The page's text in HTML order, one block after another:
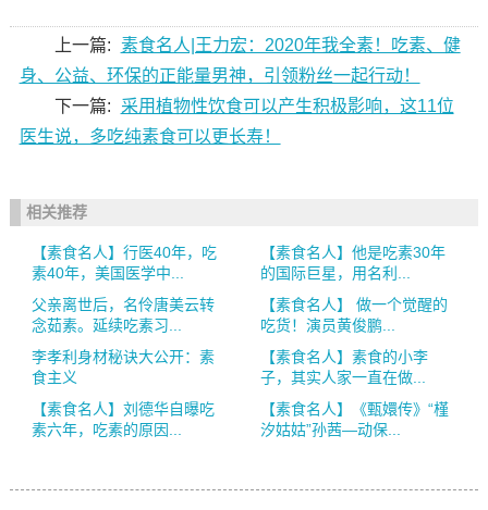
上一篇: 素食名人|王力宏：2020年我全素！吃素、健
身、公益、环保的正能量男神，引领粉丝一起行动！
下一篇:
采用植物性饮食可以产生积极影响，这11位
医生说，多吃纯素食可以更长寿！
相关推荐
【素食名人】行医40年，吃
素40年，美国医学中...
【素食名人】他是吃素30年
的国际巨星，用名利...
父亲离世后，名伶唐美云转
念茹素。延续吃素习...
【素食名人】 做一个觉醒的
吃货！演员黄俊鹏...
李孝利身材秘诀大公开：素
食主义
【素食名人】素食的小李
子，其实人家一直在做...
【素食名人】刘德华自曝吃
素六年，吃素的原因...
【素食名人】《甄嬛传》“槿
汐姑姑”孙茜—动保...